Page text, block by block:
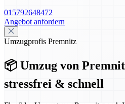
015792648472
Angebot anfordern
Umzugprofis Premnitz
📦 Umzug von
stressfrei & schnell